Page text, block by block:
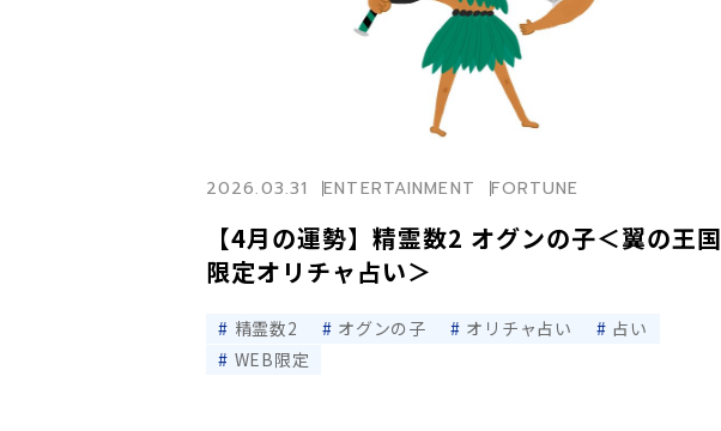
【4月の運勢】精霊数2 オグンの子＜翼の王国
限定オリチャ占い＞
2026.03.31 ENTERTAINMENT FORTUNE
精霊数2 オグンの子 オリチャ占い
占い
WEB限定